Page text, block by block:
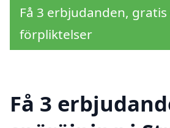
Få 3 erbjudanden,
förpliktelser
Få 3